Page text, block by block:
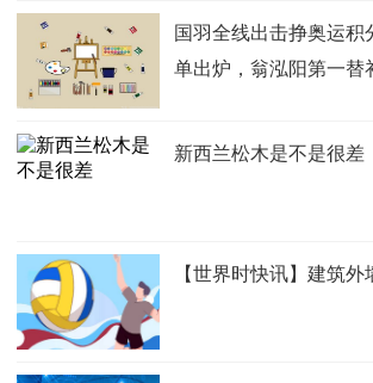
国羽全线出击挣奥运积
单出炉，翁泓阳第一替
新西兰松木是不是很差
【世界时快讯】建筑